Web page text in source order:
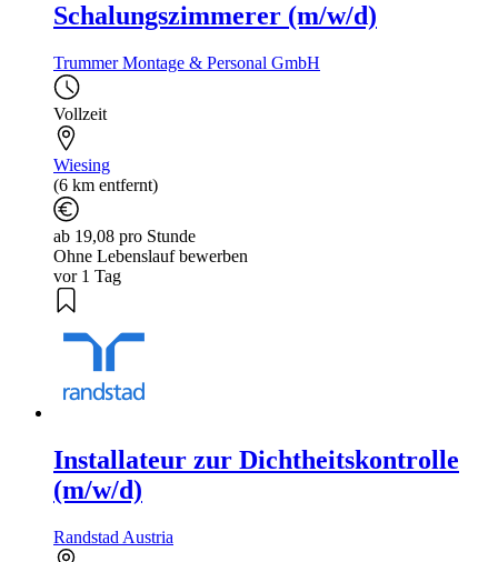
Schalungszimmerer (m/w/d)
Trummer Montage & Personal GmbH
Vollzeit
Wiesing
(6 km entfernt)
ab 19,08 pro Stunde
Ohne Lebenslauf bewerben
vor 1 Tag
Installateur zur Dichtheitskontrolle
(m/w/d)
Randstad Austria